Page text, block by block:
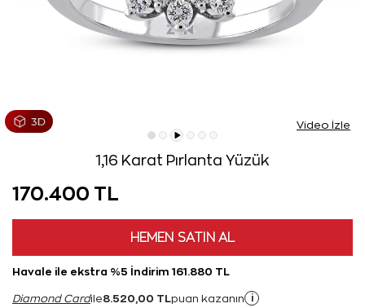
Video İzle
1,16 Karat Pırlanta Yüzük
170.400 TL
HEMEN SATIN AL
Havale ile ekstra %5 İndirim 161.880 TL
Diamond Cardile8.520,00 TL puan kazanın i